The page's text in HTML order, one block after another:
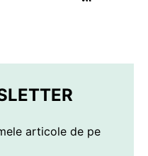
articole de pe